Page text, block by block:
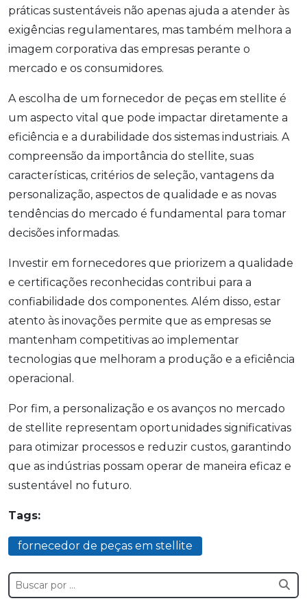
práticas sustentáveis não apenas ajuda a atender às
exigências regulamentares, mas também melhora a
imagem corporativa das empresas perante o
mercado e os consumidores.
A escolha de um fornecedor de peças em stellite é
um aspecto vital que pode impactar diretamente a
eficiência e a durabilidade dos sistemas industriais. A
compreensão da importância do stellite, suas
características, critérios de seleção, vantagens da
personalização, aspectos de qualidade e as novas
tendências do mercado é fundamental para tomar
decisões informadas.
Investir em fornecedores que priorizem a qualidade
e certificações reconhecidas contribui para a
confiabilidade dos componentes. Além disso, estar
atento às inovações permite que as empresas se
mantenham competitivas ao implementar
tecnologias que melhoram a produção e a eficiência
operacional.
Por fim, a personalização e os avanços no mercado
de stellite representam oportunidades significativas
para otimizar processos e reduzir custos, garantindo
que as indústrias possam operar de maneira eficaz e
sustentável no futuro.
Tags:
fornecedor de peças em stellite